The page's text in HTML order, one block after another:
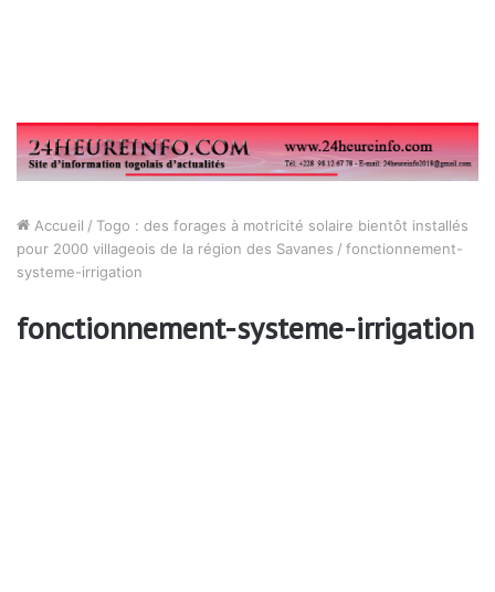
Accueil / Togo : des forages à motricité solaire bientôt installés
pour 2000 villageois de la région des Savanes / fonctionnement-
systeme-irrigation
fonctionnement-systeme-irrigation